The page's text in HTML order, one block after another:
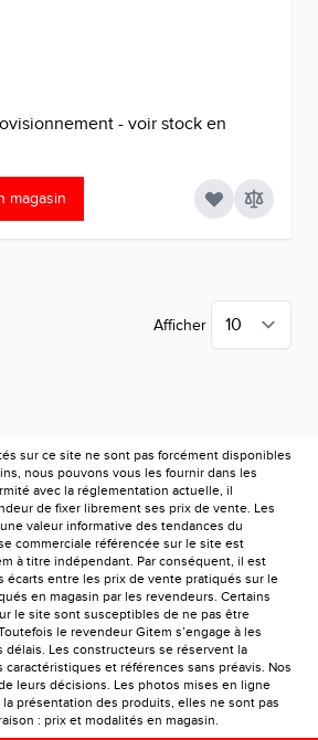
- voir stock en
magasin
Afficher
sur ce site ne sont pas forcément disponibles
nous pouvons vous les fournir dans les
avec la réglementation actuelle, il
de fixer librement ses prix de vente. Les
valeur informative des tendances du
commerciale référencée sur le site est
à titre indépendant. Par conséquent, il est
écarts entre les prix de vente pratiqués sur le
en magasin par les revendeurs. Certains
le site sont susceptibles de ne pas être
le revendeur Gitem s’engage à les
délais. Les constructeurs se réservent la
et références sans préavis. Nos
leurs décisions. Les photos mises en ligne
présentation des produits, elles ne sont pas
: prix et modalités en magasin.